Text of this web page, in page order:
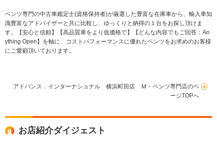
ベンツ専門の中古車鑑定士(資格保持者)が厳選した豊富な在庫車から、輸入車知
識豊富なアドバイザーと共に比較し、ゆっくりと納得の１台をお探し頂けま
す。【安心と信頼】【高品質車をより低価格で】【どんな内容でもご回答：An
ything Open】を軸に、コストパフォーマンスに優れたベンツをお求めのお客様
にご愛顧頂いております。
アドバンス．インターナショナル 横浜町田店 Ｍ・ベンツ専門店のペ
ージTOPへ
お店紹介ダイジェスト